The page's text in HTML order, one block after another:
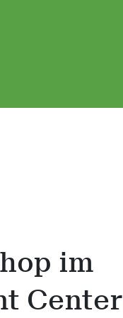
im
Center